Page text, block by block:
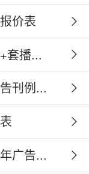
价表
套播...
刊例...
广告...